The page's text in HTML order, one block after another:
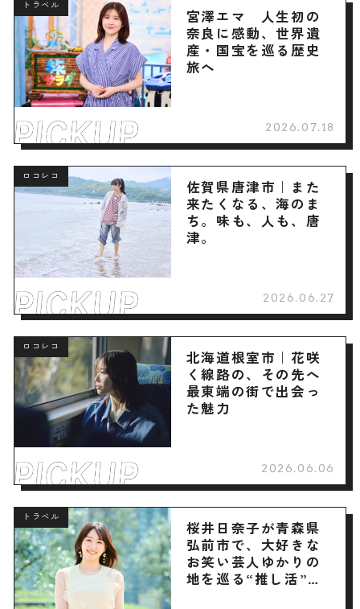
トラベル
宮澤エマ 人生初の
奈良に感動、世界遺
産・国宝を巡る歴史
旅へ
2026.07.18
ロコレコ
佐賀県唐津市｜また
来たくなる、海のま
ち。味も、人も、唐
津。
2026.06.27
ロコレコ
北海道根室市｜花咲
く線路の、その先へ
最東端の街で出会っ
た魅力
2026.06.06
トラベル
桜井日奈子が青森県
弘前市で、大好きな
お笑い芸人ゆかりの
地を巡る“推し活”旅